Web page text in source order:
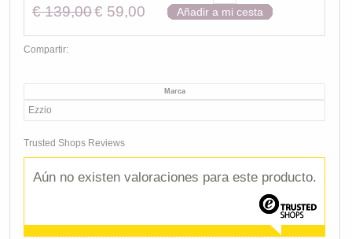
€ 139,00€ 59,00 Añadir a mi cesta
Compartir:
Marca
Ezzio
Trusted Shops Reviews
Aún no existen valoraciones para este producto.